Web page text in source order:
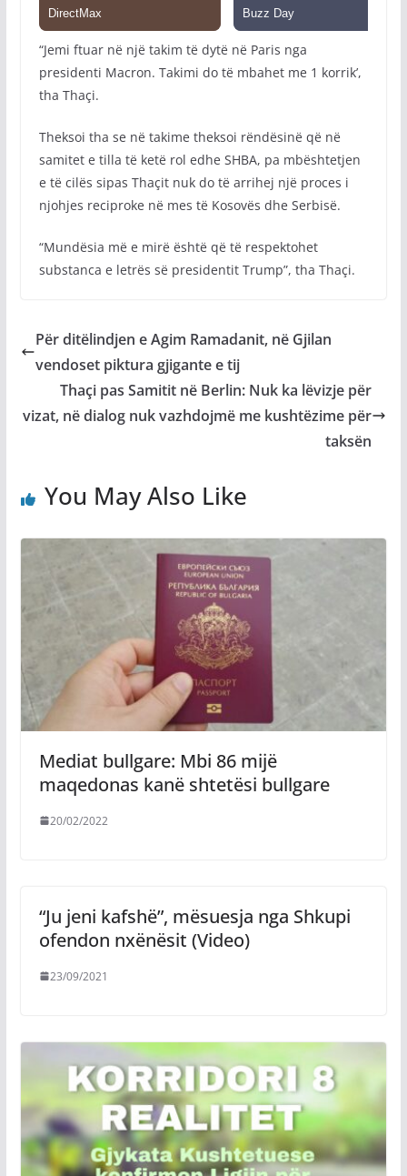
“Jemi ftuar në një takim të dytë në Paris nga
presidenti Macron. Takimi do të mbahet me 1 korrik’,
tha Thaçi.
Theksoi tha se në takime theksoi rëndësinë që në
samitet e tilla të ketë rol edhe SHBA, pa mbështetjen
e të cilës sipas Thaçit nuk do të arrihej një proces i
njohjes reciproke në mes të Kosovës dhe Serbisë.
“Mundësia më e mirë është që të respektohet
substanca e letrës së presidentit Trump”, tha Thaçi.
Për ditëlindjen e Agim Ramadanit, në Gjilan
vendoset piktura gjigante e tij
Thaçi pas Samitit në Berlin: Nuk ka lëvizje për
vizat, në dialog nuk vazhdojmë me kushtëzime për
taksën
You May Also Like
Mediat bullgare: Mbi 86 mijë
maqedonas kanë shtetësi bullgare
20/02/2022
“Ju jeni kafshë”, mësuesja nga Shkupi
ofendon nxënësit (Video)
23/09/2021